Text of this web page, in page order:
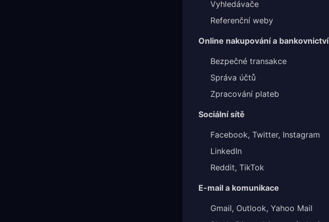
Vyhledávače
Referenční weby
Online nakupování a bankovnictví
Bezpečné transakce
Správa účtů
Zpracování plateb
Sociální sítě
Facebook, Twitter, Instagram
LinkedIn
Reddit, TikTok
E-mail a komunikace
Gmail, Outlook, Yahoo Mail